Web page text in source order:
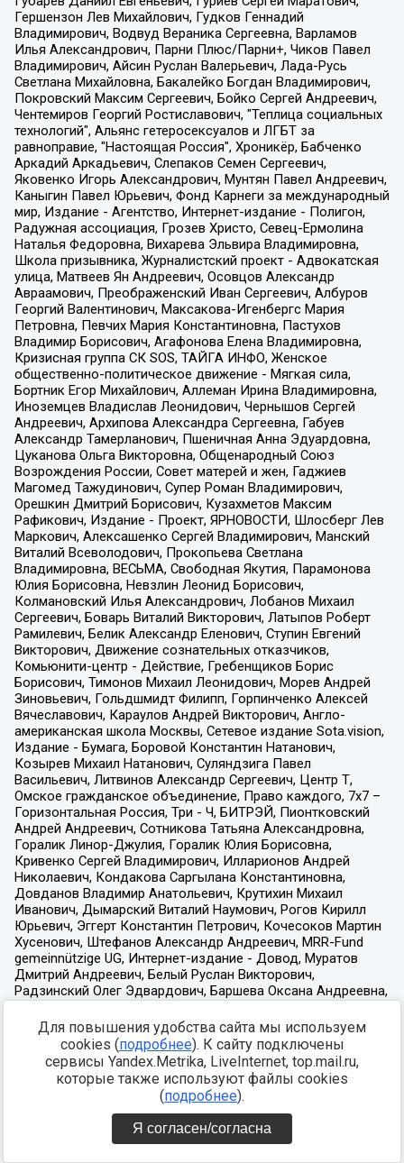
Для повышения удобства сайта мы используем
cookies (подробнее). К сайту подключены
сервисы Yandex.Metrika, LiveInternet, top.mail.ru,
которые также используют файлы cookies
(подробнее).
Я согласен/согласна